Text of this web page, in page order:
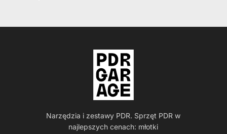
Narzędzia i zestawy PDR. Sprzęt PDR w
najlepszych cenach: młotki